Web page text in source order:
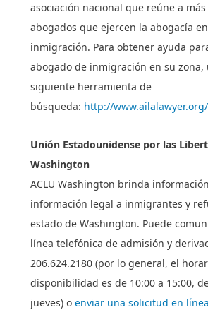
asociación nacional que reúne a más
abogados que ejercen la abogacía
inmigración. Para obtener ayuda
abogado de inmigración en su zona,
siguiente herramienta de
búsqueda: http://www.ailalawyer.org/
Unión Estadounidense por las
Washington
ACLU Washington brinda
información legal a inmigrantes y
estado de Washington. Puede
línea telefónica de admisión y
206.624.2180 (por lo general, el
disponibilidad es de 10:00 a 15:00,
jueves) oenviar una solicitud en